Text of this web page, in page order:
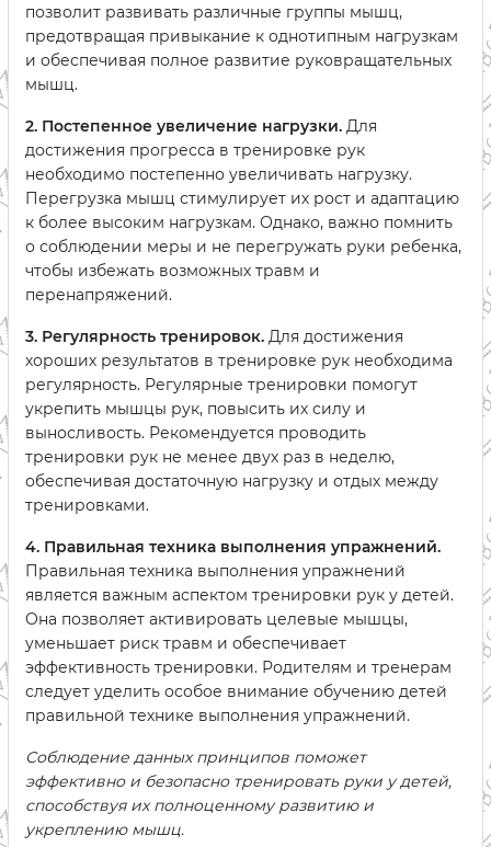
позволит развивать различные группы мышц,
предотвращая привыкание к однотипным нагрузкам
и обеспечивая полное развитие руковращательных
мышц.
2. Постепенное увеличение нагрузки. Для
достижения прогресса в тренировке рук
необходимо постепенно увеличивать нагрузку.
Перегрузка мышц стимулирует их рост и адаптацию
к более высоким нагрузкам. Однако, важно помнить
о соблюдении меры и не перегружать руки ребенка,
чтобы избежать возможных травм и
перенапряжений.
3. Регулярность тренировок. Для достижения
хороших результатов в тренировке рук необходима
регулярность. Регулярные тренировки помогут
укрепить мышцы рук, повысить их силу и
выносливость. Рекомендуется проводить
тренировки рук не менее двух раз в неделю,
обеспечивая достаточную нагрузку и отдых между
тренировками.
4. Правильная техника выполнения упражнений.
Правильная техника выполнения упражнений
является важным аспектом тренировки рук у детей.
Она позволяет активировать целевые мышцы,
уменьшает риск травм и обеспечивает
эффективность тренировки. Родителям и тренерам
следует уделить особое внимание обучению детей
правильной технике выполнения упражнений.
Соблюдение данных принципов поможет
эффективно и безопасно тренировать руки у детей,
способствуя их полноценному развитию и
укреплению мышц.